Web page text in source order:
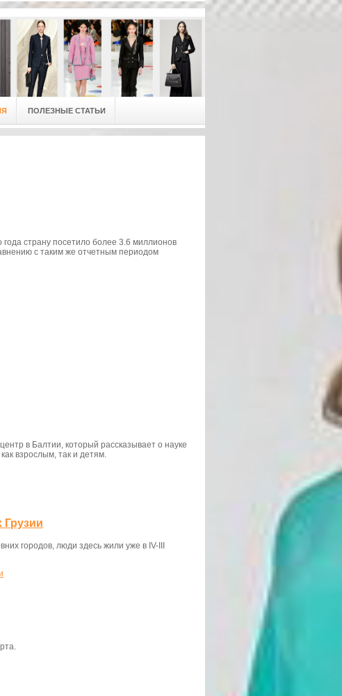
ПОЛЕЗНЫЕ СТАТЬИ
страну посетило более 3.6 миллионов
с таким же отчетным периодом
в Балтии, который рассказывает о науке
взрослым, так и детям.
Грузии
городов, люди здесь жили уже в IV-III